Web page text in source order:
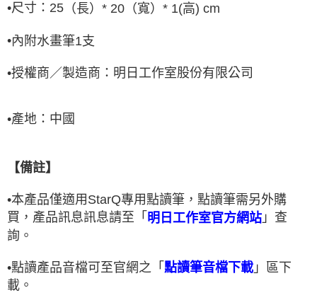
•尺寸： 25 （長） * 20 （寬） * 1(高) cm
•內附水畫筆1支
•授權商／製造商：明日工作室股份有限公司
•產地：中國
【備註】
•本產品僅適用 StarQ專用點讀筆，點讀筆需另外購
買，產品訊息訊息請至「 明日工作室官方網站 」查
詢。
•點讀產品音檔可至官網之「 點讀筆音檔下載 」區下
載 。